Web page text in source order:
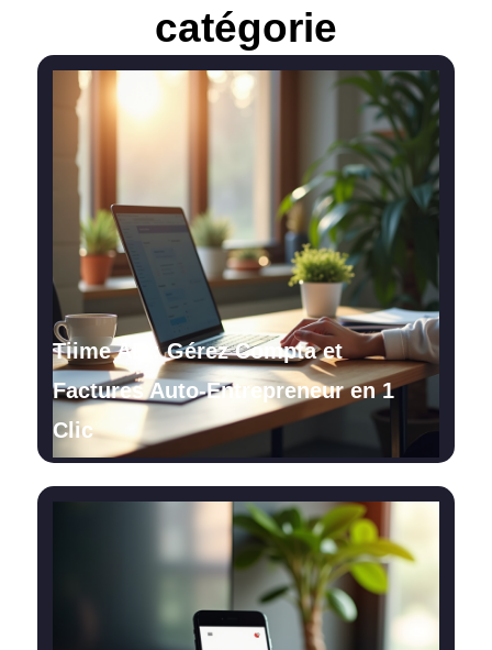
catégorie
Tiime AE : Gérez Compta et
Factures Auto-Entrepreneur en 1
Clic